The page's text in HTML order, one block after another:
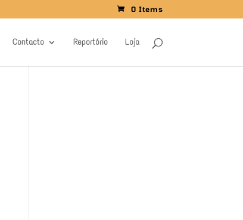
0 Items
Contacto Reportório Loja